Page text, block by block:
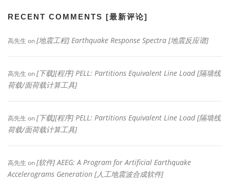
RECENT COMMENTS [最新评论]
高先生 on[地震工程] Earthquake Response Spectra [地震反应谱]
高先生 on[下载][程序] PELL: Partitions Equivalent Line Load [隔墙线
荷载/面荷载计算工具]
高先生 on[下载][程序] PELL: Partitions Equivalent Line Load [隔墙线
荷载/面荷载计算工具]
高先生 on[软件] AEEG: A Program for Artificial Earthquake
Accelerograms Generation [人工地震波合成软件]